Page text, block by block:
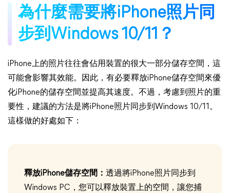
為什麼需要將iPhone照片同
步到Windows 10/11？
iPhone上的照片往往會佔用裝置的很大一部分儲存空間，這
可能會影響其效能。因此，有必要釋放iPhone儲存空間來優
化iPhone的儲存空間並提高其速度。不過，考慮到照片的重
要性，建議的方法是將iPhone照片同步到Windows 10/11。
這樣做的好處如下：
釋放iPhone儲存空間： 透過將iPhone照片同步到
Windows PC，您可以釋放裝置上的空間，讓您捕